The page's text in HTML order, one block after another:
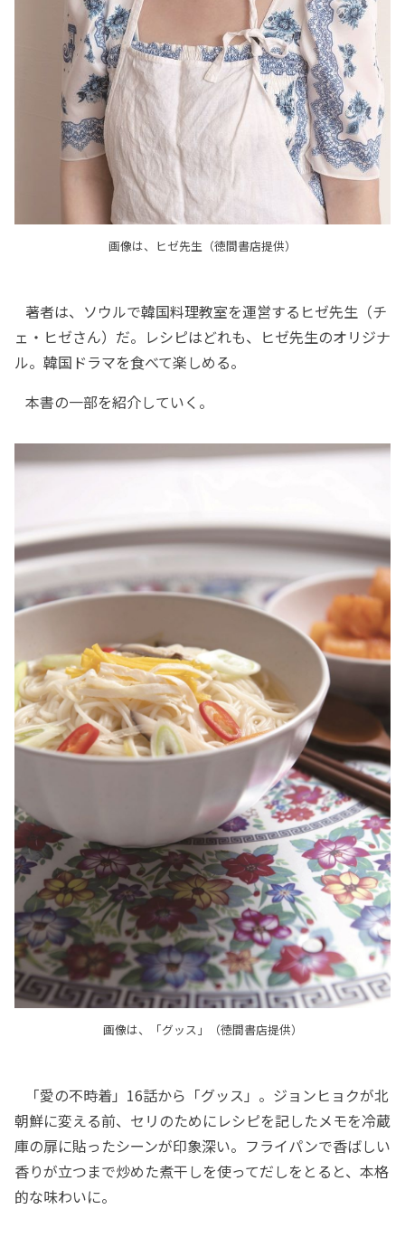
画像は、ヒゼ先生（徳間書店提供）
著者は、ソウルで韓国料理教室を運営するヒゼ先生（チ
ェ・ヒゼさん）だ。レシピはどれも、ヒゼ先生のオリジナ
ル。韓国ドラマを食べて楽しめる。
本書の一部を紹介していく。
画像は、「グッス」（徳間書店提供）
「愛の不時着」16話から「グッス」。ジョンヒョクが北
朝鮮に変える前、セリのためにレシピを記したメモを冷蔵
庫の扉に貼ったシーンが印象深い。フライパンで香ばしい
香りが立つまで炒めた煮干しを使ってだしをとると、本格
的な味わいに。